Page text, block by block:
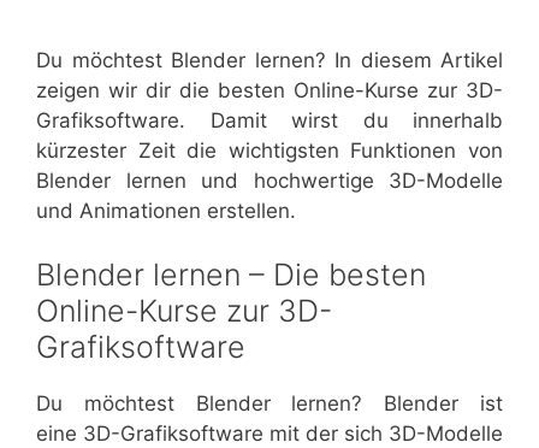
Du möchtest Blender lernen? In diesem Artikel
zeigen wir dir die besten Online-Kurse zur 3D-
Grafiksoftware. Damit wirst du innerhalb
kürzester Zeit die wichtigsten Funktionen von
Blender lernen und hochwertige 3D-Modelle
und Animationen erstellen.
Blender lernen – Die besten
Online-Kurse zur 3D-
Grafiksoftware
Du möchtest Blender lernen? Blender ist
eine 3D-Grafiksoftware mit der sich 3D-Modelle